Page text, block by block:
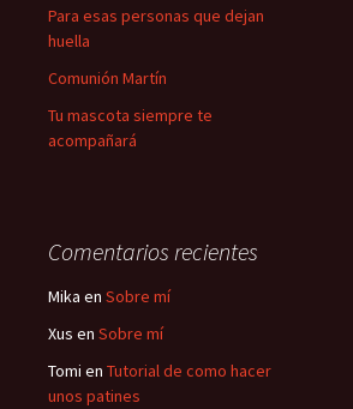
Para esas personas que dejan
huella
Comunión Martín
Tu mascota siempre te
acompañará
Comentarios recientes
Mika en Sobre mí
Xus en Sobre mí
Tomi en Tutorial de como hacer
unos patines